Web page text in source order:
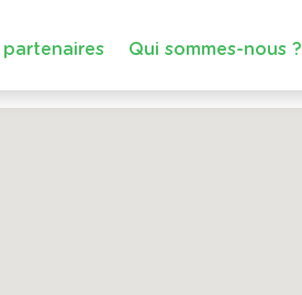
partenaires Qui sommes-nous ?